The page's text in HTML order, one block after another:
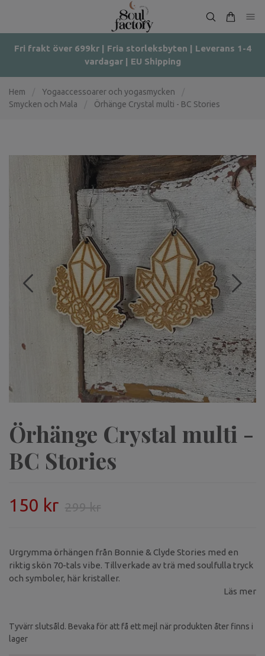
Fri frakt över 699kr | Fria storleksbyten | Leverans 1-4
vardagar | EU Shipping
Hem Yogaaccessoarer och yogasmycken
Smycken och Mala
Örhänge Crystal multi - BC Stories
Örhänge Crystal multi -
BC Stories
150 kr 299 kr
Urgrymma örhängen från Bonnie & Clyde Stories med en
riktig skön 70-tals vibe. Tillverkade av trä med soulfulla tryck
och symboler, här kristaller.
Läs mer
Tyvärr slutsåld. Bevaka för att få ett mejl när produkten åter finns i
lager